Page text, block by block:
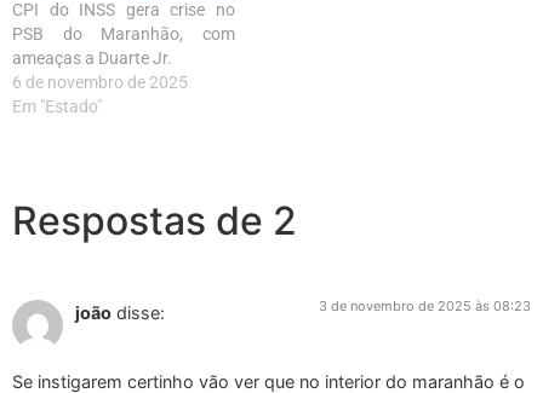
CPI do INSS gera crise no
PSB do Maranhão, com
ameaças a Duarte Jr.
6 de novembro de 2025
Em "Estado"
Respostas de 2
joão disse: 3 de novembro de 2025 às 08:23
Se instigarem certinho vão ver que no interior do maranhão é o